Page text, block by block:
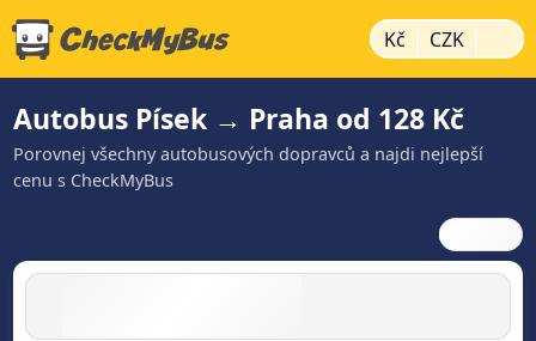
Kč | CZK |
Autobus Písek → Praha od 128 Kč
Porovnej všechny autobusových dopravců a najdi nejlepší
cenu s CheckMyBus